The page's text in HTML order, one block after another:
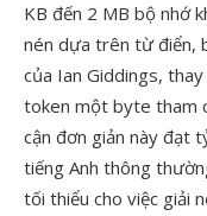
KB đến 2 MB bộ nhớ
nén dựa trên từ điển,
của Ian Giddings,
token một byte tham
cận đơn giản này đạt
tiếng Anh thông
tối thiểu cho việc giải